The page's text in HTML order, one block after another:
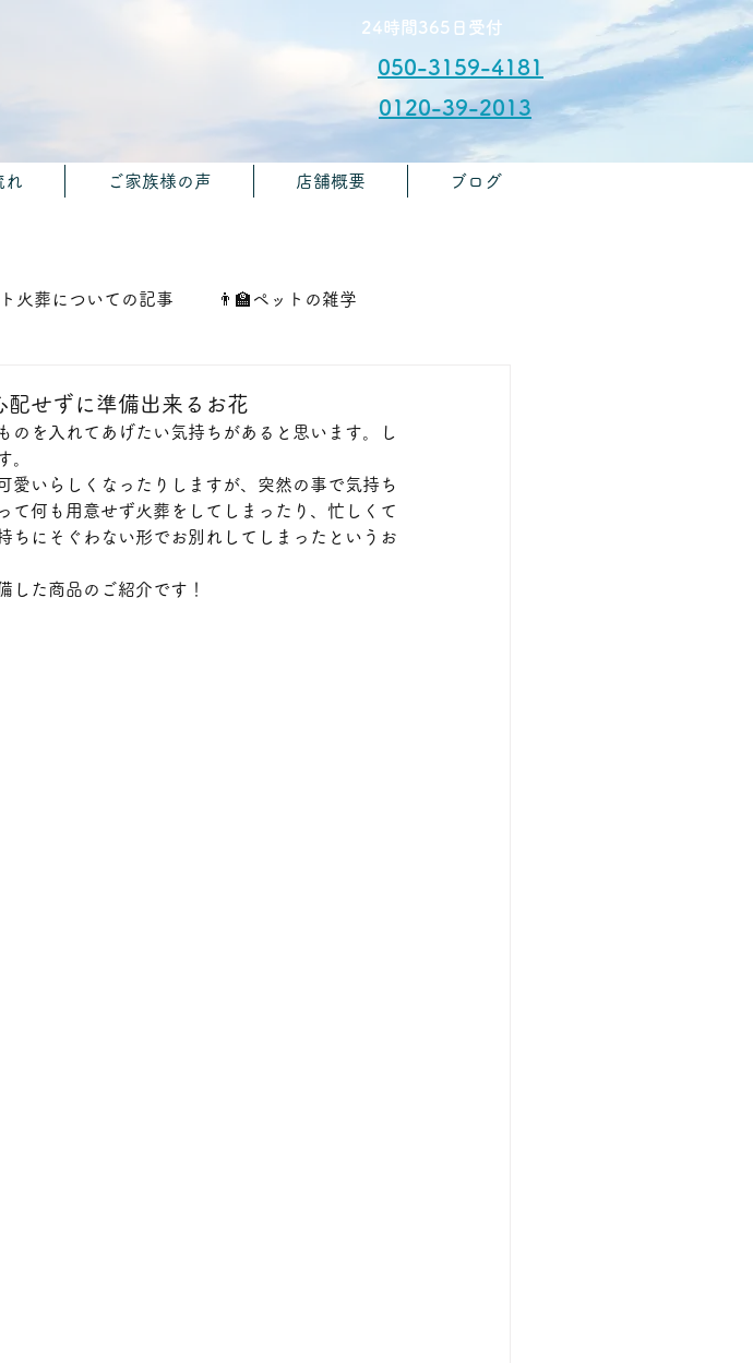
​24時間365日受付
050-3159-4181
0120-39-2013
れ ご家族様の声 店舗概要 ブログ
火葬についての記事 👨‍🏫ペットの雑学
せずに準備出来るお花
を入れてあげたい気持ちがあると思います。し
。
愛いらしくなったりしますが、突然の事で気持ち
て何も用意せず火葬をしてしまったり、忙しくて
ちにそぐわない形でお別れしてしまったというお
した商品のご紹介です！